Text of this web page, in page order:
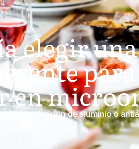
elegir
en
una aleación de aluminio o